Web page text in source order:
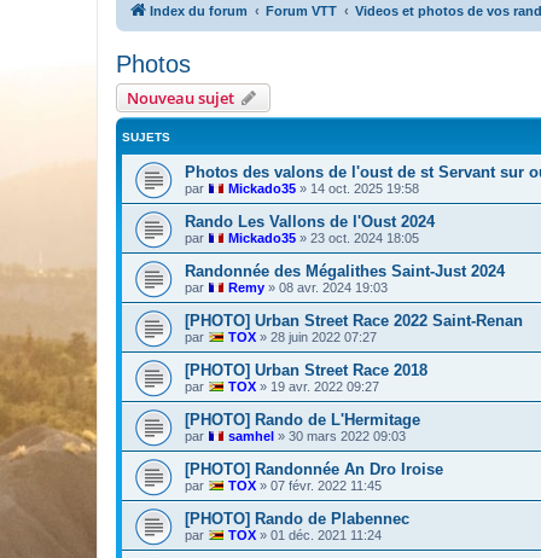
Index du forum Forum VTT Videos et photos de vos
Photos
Nouveau sujet
SUJETS
Photos des valons de l'oust de st Servant sur
par Mickado35 » 14 oct. 2025 19:58
Rando Les Vallons de l'Oust 2024
par Mickado35 » 23 oct. 2024 18:05
Randonnée des Mégalithes Saint-Just 2024
par Remy » 08 avr. 2024 19:03
[PHOTO] Urban Street Race 2022 Saint-Renan
par TOX » 28 juin 2022 07:27
[PHOTO] Urban Street Race 2018
par TOX » 19 avr. 2022 09:27
[PHOTO] Rando de L'Hermitage
par samhel » 30 mars 2022 09:03
[PHOTO] Randonnée An Dro Iroise
par TOX » 07 févr. 2022 11:45
[PHOTO] Rando de Plabennec
par TOX » 01 déc. 2021 11:24